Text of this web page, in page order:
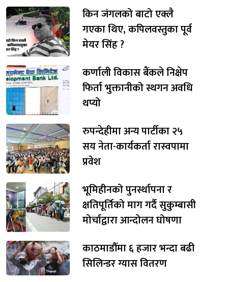
किन जंगलको बाटो एक्लै
गएका थिए, कपिलवस्तुका पूर्व
मेयर सिंह ?
कर्णाली विकास बैंकले निक्षेप
फिर्ता भुक्तानीको स्थगन अवधि
थप्यो
रुपन्देहीमा अन्य पार्टीका २५
सय नेता-कार्यकर्ता रास्वपामा
प्रवेश
भूमिहीनको पुनर्स्थापना र
क्षतिपूर्तिको माग गर्दै सुकुम्बासी
मोर्चाद्वारा आन्दोलन घोषणा
काठमाडौँमा ६ हजार भन्दा बढी
सिलिन्डर ग्यास वितरण